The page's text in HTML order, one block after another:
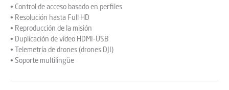
• Control de acceso basado en perfiles
• Resolución hasta Full HD
• Reproducción de la misión
• Duplicación de vídeo HDMI-USB
• Telemetría de drones (drones DJI)
• Soporte multilingüe